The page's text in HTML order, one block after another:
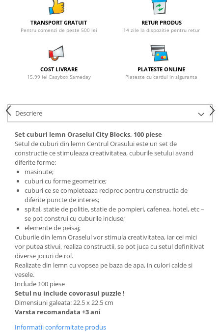
TRANSPORT GRATUIT
Pentru comenzi de peste 500 lei
RETUR PRODUS
14 zile la dispozitie pentru retur
COST LIVRARE
15.99 lei Easybox Sameday
PLATESTE ONLINE
Plateste cu cardul in siguranta
Descriere
Set cuburi lemn Oraselul City Blocks, 100 piese
Setul de cuburi din lemn Centrul Orasului este un set de
constructie ce stimuleaza creativitatea, cuburile setului avand
diferite forme:
masinute;
cuburi cu forme geometrice;
cuburi ce se completeaza reciproc pentru constructia de
diferite puncte de interes;
spital, statie de politie, statie de pompieri, cafenea, hotel, etc –
se pot construi cu cuburile incluse;
elemente de peisaj;
Cuburile din lemn Oraselul vor stimula creativitatea, iar cei mici
vor putea stivui, realiza constructii, se pot juca cu setul definitivat
diverse jocuri de rol.
Realizate din lemn cu vopsea pe baza de apa, in culori calde si
vesele.
Include 100 piese
Setul nu include covorasul puzzle !
Dimensiuni galeata: 22.5 x 22.5 cm
Varsta recomandata +3 ani
Informatii conformitate produs